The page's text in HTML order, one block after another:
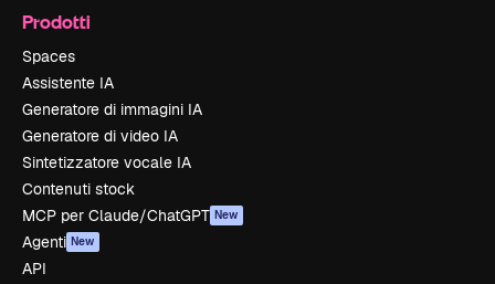
Prodotti
Spaces
Assistente IA
Generatore di immagini IA
Generatore di video IA
Sintetizzatore vocale IA
Contenuti stock
MCP per Claude/ChatGPT New
Agenti New
API